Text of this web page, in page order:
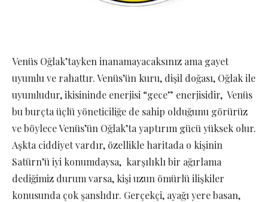
Venüs Oğlak’tayken inanamayacaksınız ama gayet
uyumlu ve rahattır. Venüs’ün kuru, dişil doğası, Oğlak ile
uyumludur, ikisininde enerjisi “gece” enerjisidir, Venüs
bu burçta üçlü yöneticiliğe de sahip olduğunu görürüz
ve böylece Venüs’ün Oğlak’ta yaptırım gücü yüksek olur.
Aşkta ciddiyet vardır, özellikle haritada o kişinin
Satürn’ü iyi konumdaysa, karşılıklı bir ağırlama
dediğimiz durum varsa, kişi uzun ömürlü ilişkiler
konusunda çok şanslıdır. Gerçekçi, ayağı yere basan,